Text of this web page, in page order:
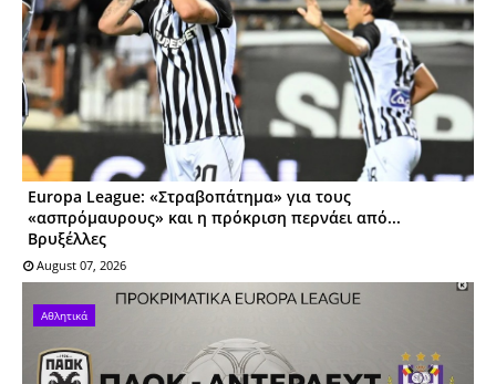
Europa League: «Στραβοπάτημα» για τους
«ασπρόμαυρους» και η πρόκριση περνάει από...
Βρυξέλλες
August 07, 2026
Αθλητικά